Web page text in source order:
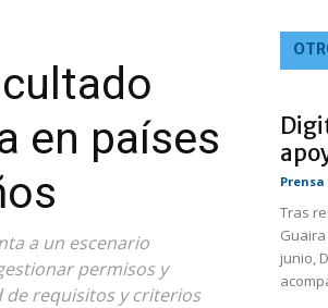
en países
a un escenario
permisos y
de requisitos y criterios
Tras
junio,